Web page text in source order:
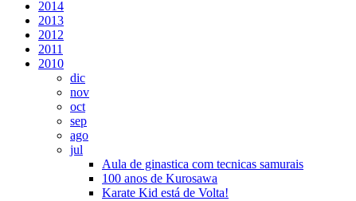
2014
2013
2012
2011
2010
dic
nov
oct
sep
ago
jul
Aula de ginastica com tecnicas samurais
100 anos de Kurosawa
Karate Kid está de Volta!